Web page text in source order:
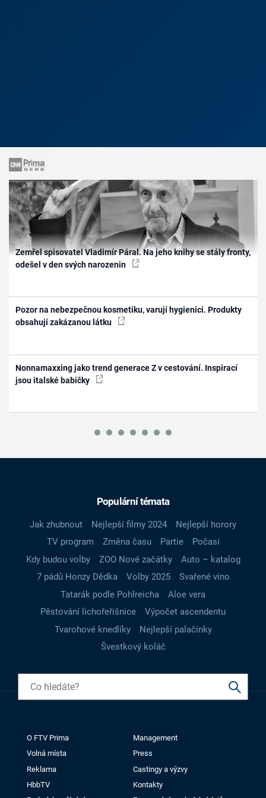
Zemřel spisovatel Vladimír Páral. Na jeho knihy se stály fronty,
odešel v den svých narozenin
Pozor na nebezpečnou kosmetiku, varují hygienici. Produkty
obsahují zakázanou látku
Nonnamaxxing jako trend generace Z v cestování. Inspirací
jsou italské babičky
Populární témata
Jak zhubnout Nejlepší filmy 2024
Nejlepší horory
TV program
Změna času Partie
Počasí
Kdy budou volby
ZOO Nové začátky
Auto – katalog
7 pádů Honzy Dědka
Volby 2025
Svařené víno
Tatarák podle Pohlreicha
Aloe vera
Pěstování lichořeřišnice
Výpočet ascendentu
Tvarohové knedlíky
Nejlepší palačinky
Švestkový koláč
O FTV Prima
Management
Volná místa
Press
Reklama
Castingy a výzvy
HbbTV
Kontakty